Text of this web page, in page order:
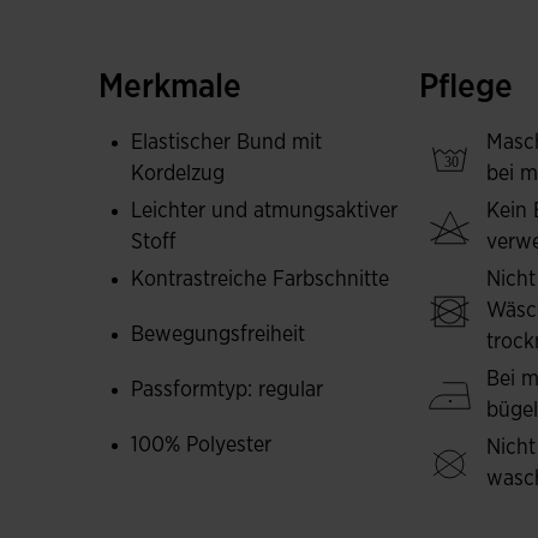
atmungsaktiv und Ihre Haut stets trocken
passen und die Bewegungsfreiheit nicht
Abnutzung, Reibung und Waschen, was ihre
begleitet.
Elegantes Joma-Logo aufgestickt.
Merkmale
Elastischer Bund mit
Kordelzug
Leichter und atmungsaktiver
Stoff
Kontrastreiche Farbschnitte
Bewegungsfreiheit
Passformtyp: regular
100% Polyester
Pflege
bei
Kein
Bei